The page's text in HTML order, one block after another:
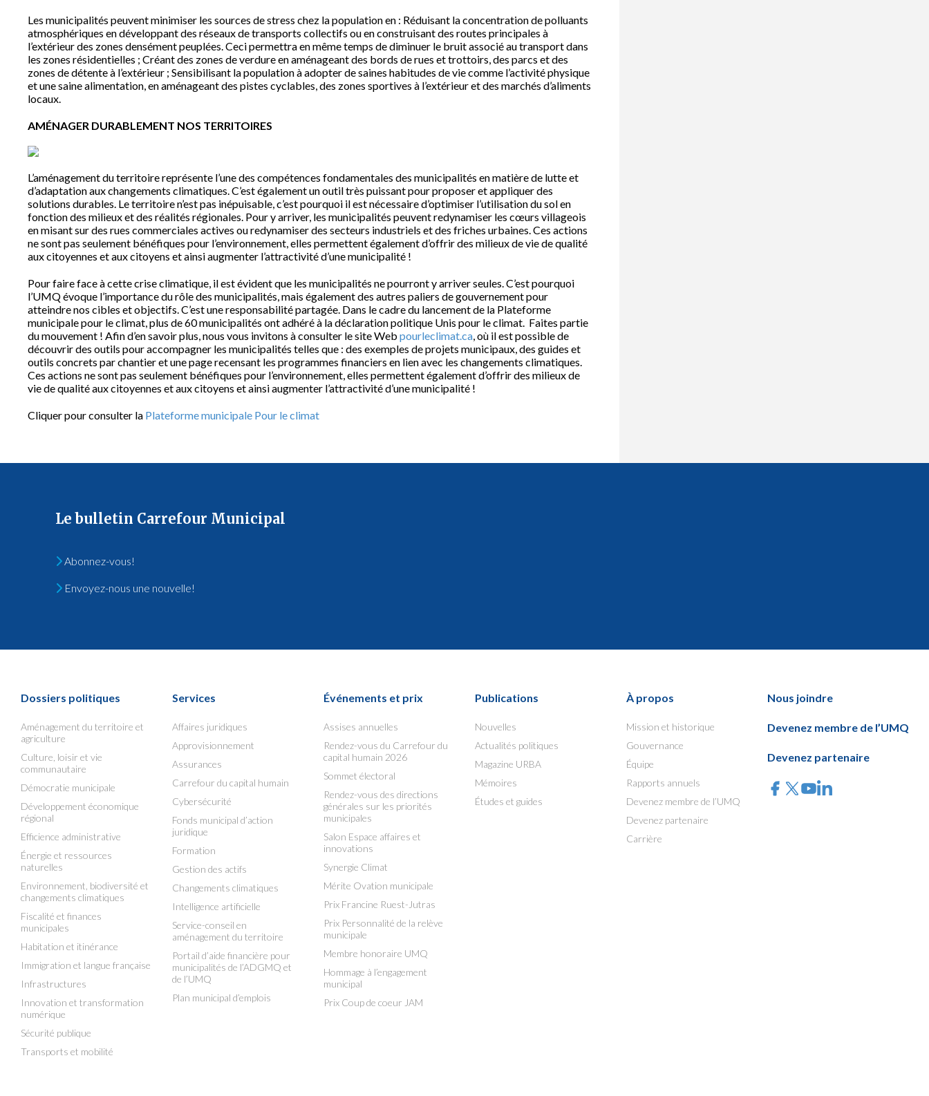
Les municipalités peuvent minimiser les sources de stress chez la population en : Réduisant la concentration de polluants
atmosphériques en développant des réseaux de transports collectifs ou en construisant des routes principales à
l’extérieur des zones densément peuplées. Ceci permettra en même temps de diminuer le bruit associé au transport dans
les zones résidentielles ; Créant des zones de verdure en aménageant des bords de rues et trottoirs, des parcs et des
zones de détente à l’extérieur ; Sensibilisant la population à adopter de saines habitudes de vie comme l’activité physique
et une saine alimentation, en aménageant des pistes cyclables, des zones sportives à l’extérieur et des marchés d’aliments
locaux.
AMÉNAGER DURABLEMENT NOS TERRITOIRES
L’aménagement du territoire représente l’une des compétences fondamentales des municipalités en matière de lutte et
d’adaptation aux changements climatiques. C’est également un outil très puissant pour proposer et appliquer des
solutions durables. Le territoire n’est pas inépuisable, c’est pourquoi il est nécessaire d’optimiser l’utilisation du sol en
fonction des milieux et des réalités régionales. Pour y arriver, les municipalités peuvent redynamiser les cœurs villageois
en misant sur des rues commerciales actives ou redynamiser des secteurs industriels et des friches urbaines. Ces actions
ne sont pas seulement bénéfiques pour l’environnement, elles permettent également d’offrir des milieux de vie de qualité
aux citoyennes et aux citoyens et ainsi augmenter l’attractivité d’une municipalité !
Pour faire face à cette crise climatique, il est évident que les municipalités ne pourront y arriver seules. C’est pourquoi
l’UMQ évoque l’importance du rôle des municipalités, mais également des autres paliers de gouvernement pour
atteindre nos cibles et objectifs. C’est une responsabilité partagée. Dans le cadre du lancement de la Plateforme
municipale pour le climat, plus de 60 municipalités ont adhéré à la déclaration politique Unis pour le climat. Faites partie
du mouvement ! Afin d’en savoir plus, nous vous invitons à consulter le site Web pourleclimat.ca, où il est possible de
découvrir des outils pour accompagner les municipalités telles que : des exemples de projets municipaux, des guides et
outils concrets par chantier et une page recensant les programmes financiers en lien avec les changements climatiques.
Ces actions ne sont pas seulement bénéfiques pour l’environnement, elles permettent également d’offrir des milieux de
vie de qualité aux citoyennes et aux citoyens et ainsi augmenter l’attractivité d’une municipalité !
Cliquer pour consulter la Plateforme municipale Pour le climat
Le bulletin Carrefour Municipal
Abonnez-vous!
Envoyez-nous une nouvelle!
Dossiers politiques
Aménagement du territoire et
agriculture
Culture, loisir et vie
communautaire
Démocratie municipale
Développement économique
régional
Efficience administrative
Énergie et ressources
naturelles
Environnement, biodiversité et
changements climatiques
Fiscalité et finances
municipales
Habitation et itinérance
Immigration et langue française
Infrastructures
Innovation et transformation
numérique
Sécurité publique
Transports et mobilité
Services
Affaires juridiques
Approvisionnement
Assurances
Carrefour du capital humain
Cybersécurité
Fonds municipal d’action
juridique
Formation
Gestion des actifs
Changements climatiques
Intelligence artificielle
Service-conseil en
aménagement du territoire
Portail d’aide financière pour
municipalités de l’ADGMQ et
de l’UMQ
Plan municipal d’emplois
Événements et prix
Assises annuelles
Rendez-vous du Carrefour du
capital humain 2026
Sommet électoral
Rendez-vous des directions
générales sur les priorités
municipales
Salon Espace affaires et
innovations
Synergie Climat
Mérite Ovation municipale
Prix Francine Ruest-Jutras
Prix Personnalité de la relève
municipale
Membre honoraire UMQ
Hommage à l’engagement
municipal
Prix Coup de coeur JAM
Publications
Nouvelles
Actualités politiques
Magazine URBA
Mémoires
Études et guides
À propos
Mission et historique
Gouvernance
Équipe
Rapports annuels
Devenez membre de l’UMQ
Devenez partenaire
Carrière
Nous joindre
Devenez membre de l’UMQ
Devenez partenaire